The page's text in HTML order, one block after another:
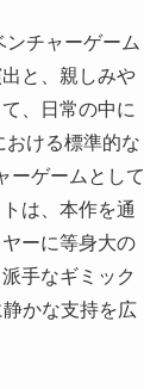
ンチャーゲーム
と、親しみや
、日常の中に
ける標準的な
ーゲームとして
は、本作を通
ーに等身大の
手なギミック
かな支持を広